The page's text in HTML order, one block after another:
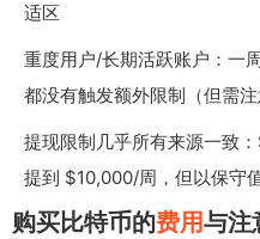
适区
重度用户/长期活跃账户：一
都没有触发额外限制（但需注
提现限制几乎所有来源一致
提到 $10,000/周，但以保守值
购买比特币的费用与注